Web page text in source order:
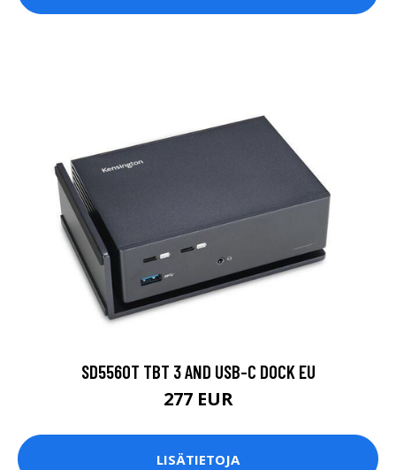
SD5560T TBT 3 AND USB-C DOCK EU
277 EUR
LISÄTIETOJA